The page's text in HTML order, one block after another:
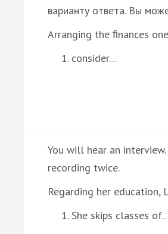
варианту ответа. Вы
Arranging the ﬁnances
consider…
You will hear an
recording twice.
Regarding her education,
She skips classes